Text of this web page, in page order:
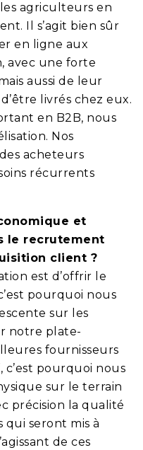
agriculteurs en
Il s’agit bien sûr
en ligne aux
avec une forte
aussi de leur
livrés chez eux.
en B2B, nous
Nos
acheteurs
récurrents
et
le recrutement
client ?
est d’offrir le
pourquoi nous
sur les
notre plate-
fournisseurs
c’est pourquoi nous
sur le terrain
précision la qualité
qui seront mis à
de ces